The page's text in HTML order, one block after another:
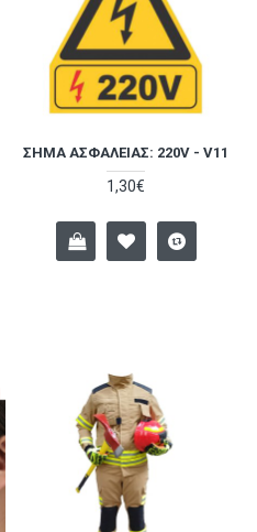
ΣΉΜΑ ΑΣΦΑΛΕΊΑΣ: 220V - V11
1,30€